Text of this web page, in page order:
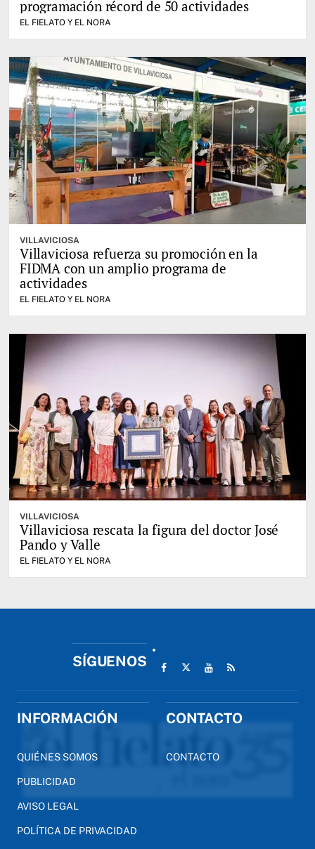
programación récord de 50 actividades
EL FIELATO Y EL NORA
VILLAVICIOSA
Villaviciosa refuerza su promoción en la
FIDMA con un amplio programa de
actividades
EL FIELATO Y EL NORA
VILLAVICIOSA
Villaviciosa rescata la figura del doctor José
Pando y Valle
EL FIELATO Y EL NORA
SÍGUENOS
INFORMACIÓN
QUIÉNES SOMOS
PUBLICIDAD
AVISO LEGAL
POLÍTICA DE PRIVACIDAD
CONTACTO
CONTACTO